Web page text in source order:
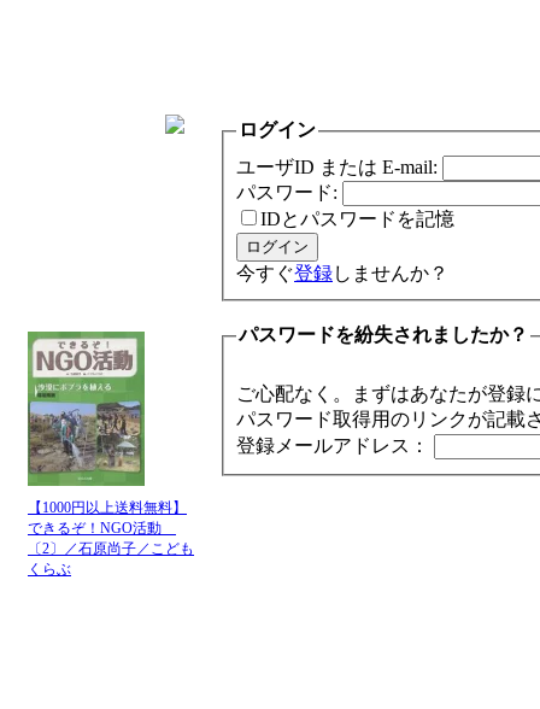
【1000円以上送料無料】
できるぞ！NGO活動
〔2〕／石原尚子／こども
くらぶ
ログイン
ユーザID または E-mail:
パスワード:
IDとパスワードを記憶
今すぐ登録しませんか？
パスワードを紛失されましたか？
ご心配なく。まずはあなたが登録
パスワード取得用のリンクが記載
登録メールアドレス：